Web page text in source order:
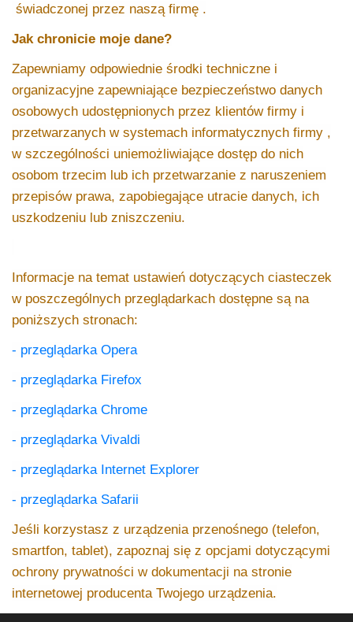
świadczonej przez naszą firmę .
Jak chronicie moje dane?
Zapewniamy odpowiednie środki techniczne i
organizacyjne zapewniające bezpieczeństwo danych
osobowych udostępnionych przez klientów firmy i
przetwarzanych w systemach informatycznych firmy ,
w szczególności uniemożliwiające dostęp do nich
osobom trzecim lub ich przetwarzanie z naruszeniem
przepisów prawa, zapobiegające utracie danych, ich
uszkodzeniu lub zniszczeniu.
Informacje na temat ustawień dotyczących ciasteczek
w poszczególnych przeglądarkach dostępne są na
poniższych stronach:
- przeglądarka Opera
- przeglądarka Firefox
- przeglądarka Chrome
- przeglądarka Vivaldi
- przeglądarka Internet Explorer
- przeglądarka Safarii
Jeśli korzystasz z urządzenia przenośnego (telefon,
smartfon, tablet), zapoznaj się z opcjami dotyczącymi
ochrony prywatności w dokumentacji na stronie
internetowej producenta Twojego urządzenia.